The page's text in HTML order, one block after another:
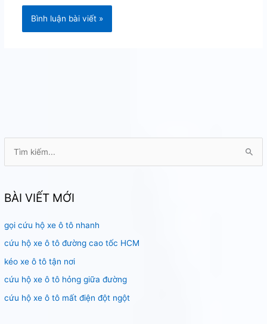
k
ế
m
:
BÀI VIẾT MỚI
gọi cứu hộ xe ô tô nhanh
cứu hộ xe ô tô đường cao tốc HCM
kéo xe ô tô tận nơi
cứu hộ xe ô tô hỏng giữa đường
cứu hộ xe ô tô mất điện đột ngột